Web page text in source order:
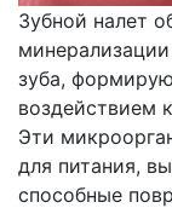
Зубной налет
зуба,
воздействием
Эти
для питания,
способные